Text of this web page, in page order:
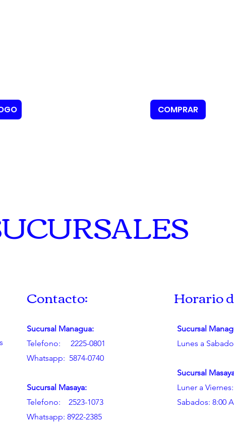
COMPRAR
Contacto:
Sucursal Managua:
Telefono: 2225-0801
Whatsapp: 5874-0740
Sucursal Masaya:
Telefono: 2523-1073
Whatsapp: 8922-2385
Horario
Sucursal
Lunes a
Sucursal
Luner a
Sabados: 8:00